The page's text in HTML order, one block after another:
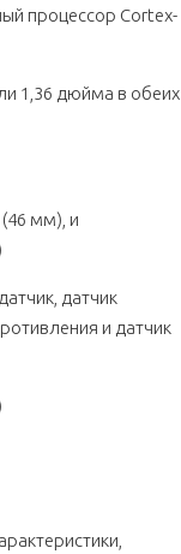
процессор Cortex-
1,36 дюйма в обеих
мм), и
датчик
и датчик